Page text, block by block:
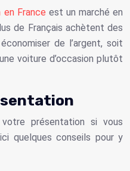
en France est un marché en
de Français achètent des
de l’argent, soit
voiture d’occasion plutôt
présentation si vous
quelques conseils pour y